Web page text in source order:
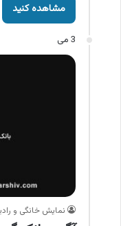
مشاهده کنید
3 می
نمایش خانگی و